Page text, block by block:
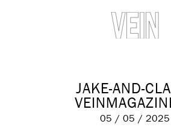
JAKE-AND-
05 / 05 / 2025